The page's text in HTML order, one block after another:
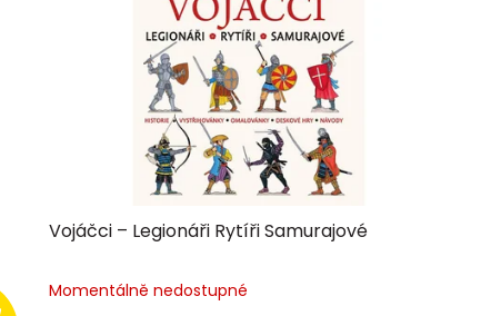
Vojáčci – Legionáři Rytíři Samurajové
Momentálně nedostupné